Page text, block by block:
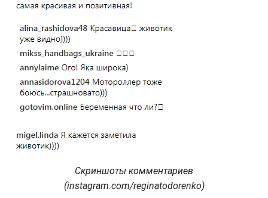
Скриншоты комментариев
(instagram.com/reginatodorenko)